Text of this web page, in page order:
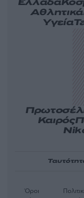
Ελλάδα
Αθλητικά
Υγεία
Καιρός
Όροι